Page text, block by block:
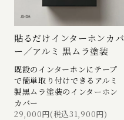
貼るだけインターホンカバ
ー／アルミ 黒ムラ塗装
既設のインターホンにテープ
で簡単取り付けできるアルミ
製黒ムラ塗装のインターホン
カバー
29,000円(税込31,900円)